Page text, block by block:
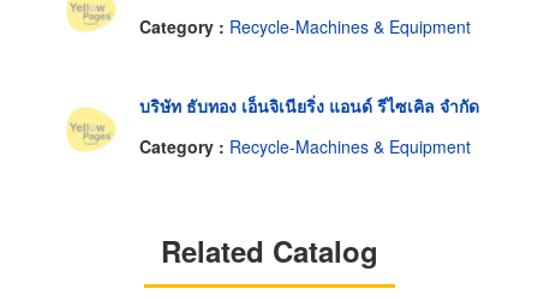
Category : Recycle-Machines & Equipment
บริษัท ธับทอง เอ็นจิเนียริ่ง แอนด์ รีไซเคิล จำกัด
Category : Recycle-Machines & Equipment
Related Catalog